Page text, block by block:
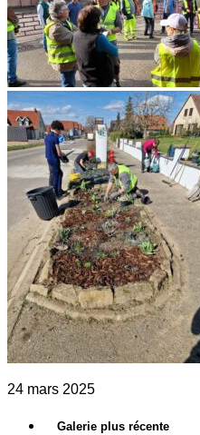
24 mars 2025
Galerie plus récente